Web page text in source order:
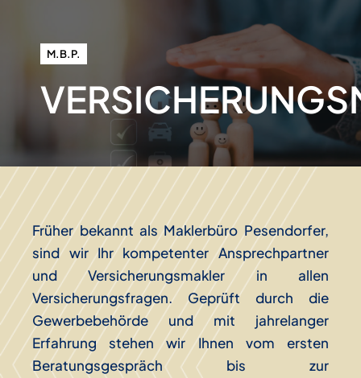
M.B.P.
Früher bekannt als Maklerbüro Pesendorfer,
sind wir Ihr kompetenter Ansprechpartner
und Versicherungsmakler in allen
Versicherungsfragen. Geprüft durch die
Gewerbebehörde und mit jahrelanger
Erfahrung stehen wir Ihnen vom ersten
Beratungsgespräch bis zur